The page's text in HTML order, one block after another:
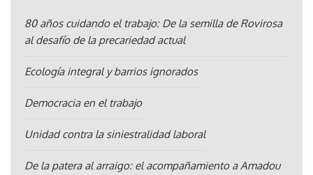
80 años cuidando el trabajo: De la semilla de Rovirosa
al desafío de la precariedad actual
Ecología integral y barrios ignorados
Democracia en el trabajo
Unidad contra la siniestralidad laboral
De la patera al arraigo: el acompañamiento a Amadou